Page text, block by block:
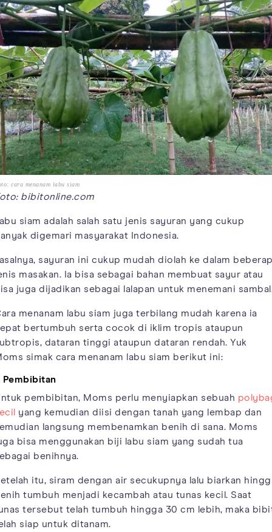
cara menanam labu siam
bibitonline.com
siam adalah salah satu jenis sayuran yang cukup
digemari masyarakat Indonesia.
sayuran ini cukup mudah diolah ke dalam
masakan. Ia bisa sebagai bahan membuat sayur atau
juga dijadikan sebagai lalapan untuk menemani
menanam labu siam juga terbilang mudah karena ia
bertumbuh serta cocok di iklim tropis ataupun
dataran tinggi ataupun dataran rendah. Yuk
simak cara menanam labu siam berikut ini:
Pembibitan
pembibitan, Moms perlu menyiapkan sebuah
yang kemudian diisi dengan tanah yang lembap dan
langsung membenamkan benih di sana. Moms
bisa menggunakan biji labu siam yang sudah tua
benihnya.
itu, siram dengan air secukupnya lalu biarkan
tumbuh menjadi kecambah atau tunas kecil. Saat
tersebut telah tumbuh hingga 30 cm lebih, maka
siap untuk ditanam.